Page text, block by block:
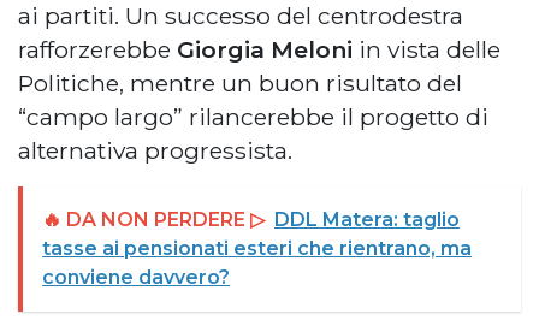
ai partiti. Un successo del centrodestra
rafforzerebbe Giorgia Meloni in vista delle
Politiche, mentre un buon risultato del
“campo largo” rilancerebbe il progetto di
alternativa progressista.
🔥 DA NON PERDERE ▷ DDL Matera: taglio
tasse ai pensionati esteri che rientrano, ma
conviene davvero?